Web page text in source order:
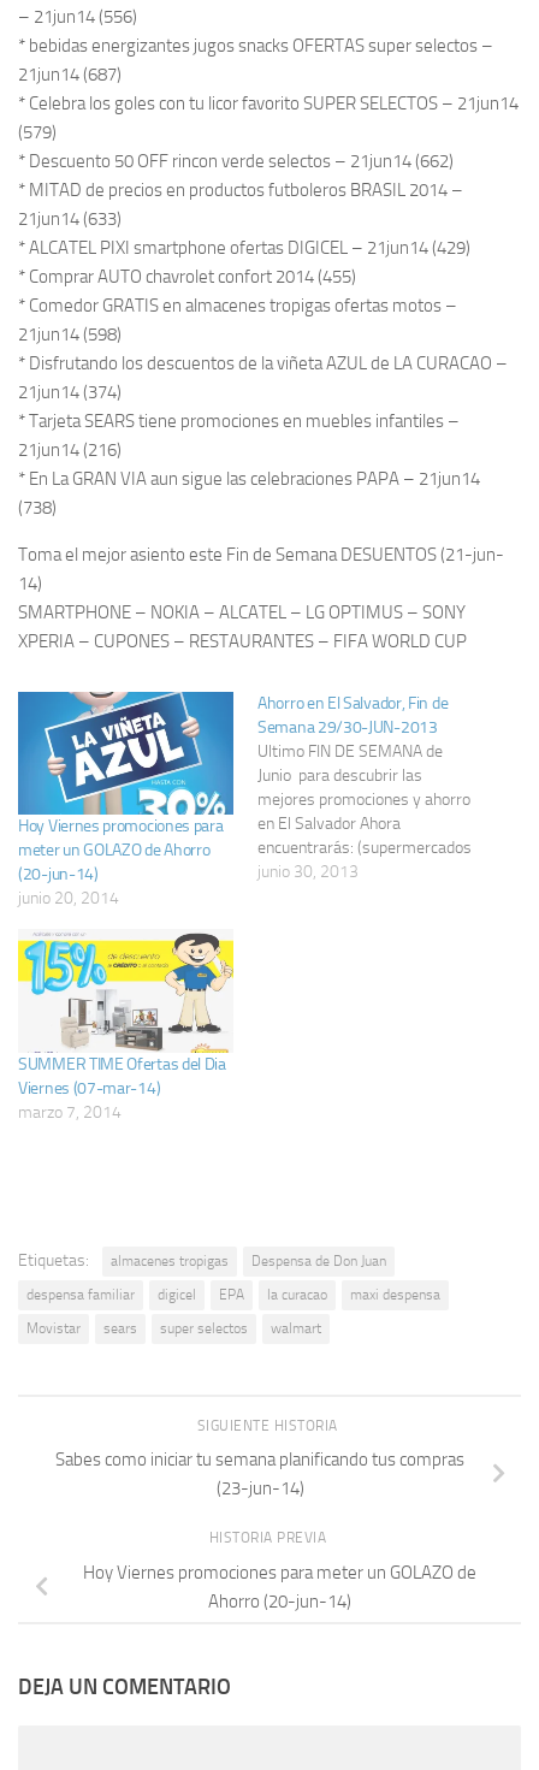
– 21jun14 (556)
* bebidas energizantes jugos snacks OFERTAS super selectos –
21jun14 (687)
* Celebra los goles con tu licor favorito SUPER SELECTOS – 21jun14
(579)
* Descuento 50 OFF rincon verde selectos – 21jun14 (662)
* MITAD de precios en productos futboleros BRASIL 2014 –
21jun14 (633)
* ALCATEL PIXI smartphone ofertas DIGICEL – 21jun14 (429)
* Comprar AUTO chavrolet confort 2014 (455)
* Comedor GRATIS en almacenes tropigas ofertas motos –
21jun14 (598)
* Disfrutando los descuentos de la viñeta AZUL de LA CURACAO –
21jun14 (374)
* Tarjeta SEARS tiene promociones en muebles infantiles –
21jun14 (216)
* En La GRAN VIA aun sigue las celebraciones PAPA – 21jun14
(738)
Toma el mejor asiento este Fin de Semana DESUENTOS (21-jun-
14)
SMARTPHONE – NOKIA – ALCATEL – LG OPTIMUS – SONY
XPERIA – CUPONES – RESTAURANTES – FIFA WORLD CUP
Hoy Viernes promociones para
meter un GOLAZO de Ahorro
(20-jun-14)
junio 20, 2014
Ahorro en El Salvador, Fin de
Semana 29/30-JUN-2013
Ultimo FIN DE SEMANA de
Junio para descubrir las
mejores promociones y ahorro
en El Salvador Ahora
encuentrarás: (supermercados
Walmart, Super Selectos, Maxi
junio 30, 2013
SUMMER TIME Ofertas del Dia
Viernes (07-mar-14)
marzo 7, 2014
Etiquetas: almacenes tropigas
Despensa de Don Juan
despensa familiar
digicel EPA la curacao
maxi despensa
Movistar
sears super selectos walmart
SIGUIENTE HISTORIA
Sabes como iniciar tu semana planificando tus compras
(23-jun-14)
HISTORIA PREVIA
Hoy Viernes promociones para meter un GOLAZO de
Ahorro (20-jun-14)
DEJA UN COMENTARIO